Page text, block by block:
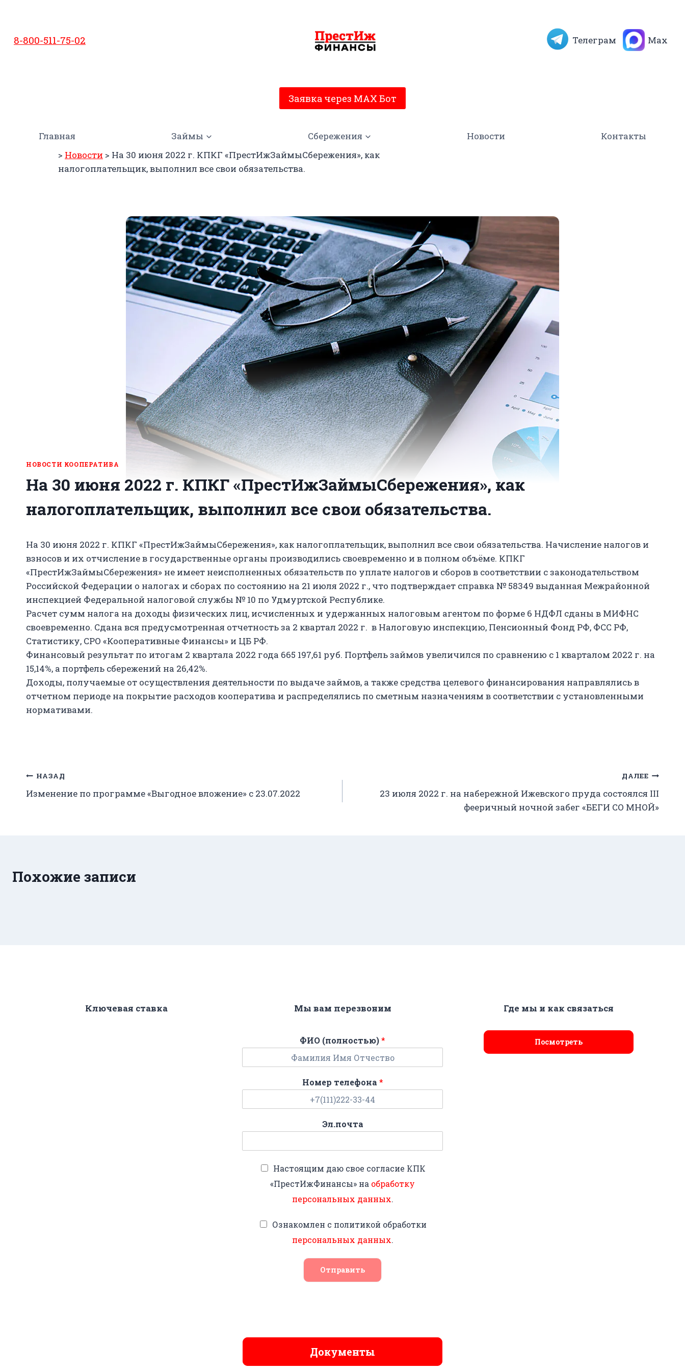
содержимому
8-800-511-75-02 Телеграм Max
Заявка через MAX Бот
Главная Займы Сбережения Новости
Контакты
> Новости > На 30 июня 2022 г. КПКГ «ПрестИжЗаймыСбережения», как
налогоплательщик, выполнил все свои обязательства.
НОВОСТИ КООПЕРАТИВА
На 30 июня 2022 г. КПКГ «ПрестИжЗаймыСбережения», как
налогоплательщик, выполнил все свои обязательства.
На 30 июня 2022 г. КПКГ «ПрестИжЗаймыСбережения», как налогоплательщик, выполнил все свои обязательства. Начисление налогов и
взносов и их отчисление в государственные органы производились своевременно и в полном объёме. КПКГ
«ПрестИжЗаймыСбережения» не имеет неисполненных обязательств по уплате налогов и сборов в соответствии с законодательством
Российской Федерации о налогах и сборах по состоянию на 21 июля 2022 г., что подтверждает справка № 58349 выданная Межрайонной
инспекцией Федеральной налоговой службы № 10 по Удмуртской Республике.
Расчет сумм налога на доходы физических лиц, исчисленных и удержанных налоговым агентом по форме 6 НДФЛ сданы в МИФНС
своевременно. Сдана вся предусмотренная отчетность за 2 квартал 2022 г. в Налоговую инспекцию, Пенсионный Фонд РФ, ФСС РФ,
Статистику, СРО «Кооперативные Финансы» и ЦБ РФ.
Финансовый результат по итогам 2 квартала 2022 года 665 197,61 руб. Портфель займов увеличился по сравнению с 1 кварталом 2022 г. на
15,14%, а портфель сбережений на 26,42%.
Доходы, получаемые от осуществления деятельности по выдаче займов, а также средства целевого финансирования направлялись в
отчетном периоде на покрытие расходов кооператива и распределялись по сметным назначениям в соответствии с установленными
нормативами.
Навигация
по
НАЗАД
Изменение по программе «Выгодное вложение» с 23.07.2022
ДАЛЕЕ
23 июля 2022 г. на набережной Ижевского пруда состоялся III
фееричный ночной забег «БЕГИ СО МНОЙ»
Похожие записи
Ключевая ставка Мы вам перезвоним
ФИО (полностью)*
Номер телефона *
Эл.почта
Настоящим даю свое согласие КПК
«ПрестИжФинансы» на обработку
персональных данных.
Ознакомлен с политикой обработки
персональных данных.
Отправить
Где мы и как связаться
Посмотреть
Документы